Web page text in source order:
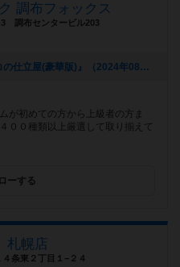
調布フォックス
3 調布センタービル203
[NEW] 【8/25(日)10:00～】『ロココの仕立屋(豪華版)』（2024年08月24日 17時44分）
が初めての方から上級者の方ま
００種類以上厳選して取り揃えて
ーする
幌店
条東２丁目１−２４